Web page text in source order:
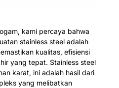
kami percaya bahwa
stainless steel adalah
kualitas, efisiensi
yang tepat. Stainless steel
karat, ini adalah hasil dari
yang melibatkan